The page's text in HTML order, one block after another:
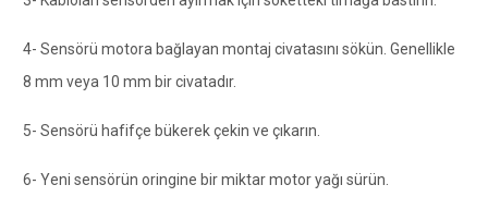
4- Sensörü motora bağlayan montaj civatasını sökün. Genellikle
8 mm veya 10 mm bir civatadır.
5- Sensörü hafifçe bükerek çekin ve çıkarın.
6- Yeni sensörün oringine bir miktar motor yağı sürün.